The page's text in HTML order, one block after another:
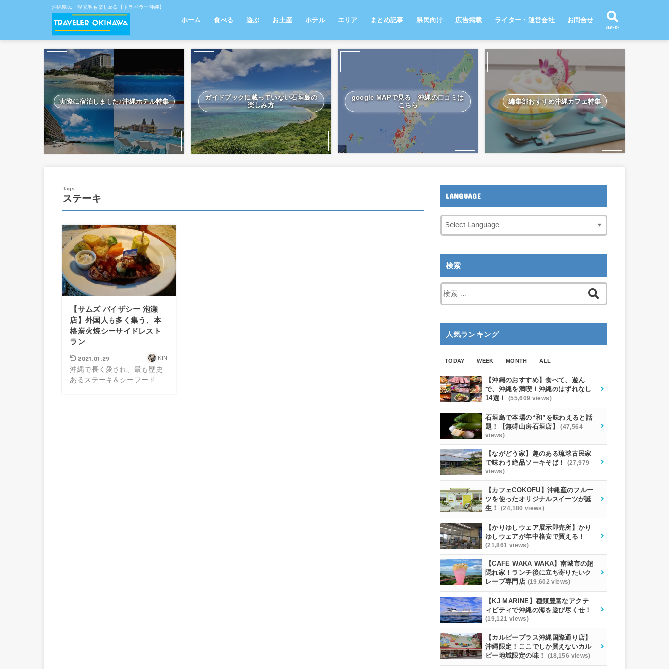
沖縄県民・観光客も楽しめる【トラベラー沖縄】
ホーム 食べる
南部
那覇
中部
北部
離島
遊ぶ
南部
那覇
中部
北部
離島
お土産 ホテル
南部
那覇
中部
北部
離島
エリア
南部
那覇
中部
北部
離島
まとめ記事 県民向け 広告掲載 ライター・運営会社 お問合せ
SEARCH
実際に宿泊しました♪沖縄ホテル特集
ガイドブックに載っていない石垣島の
楽しみ方
google MAPで見る 沖縄の口コミは
こちら
編集部おすすめ沖縄カフェ特集
ステーキ
【サムズ バイザシー 泡瀬
店】外国人も多く集う、本
格炭火焼シーサイドレスト
ラン
2021.01.29 KIN
沖縄で長く愛され、最も歴史
あるステーキ＆シーフード…
LANGUAGE
検索
人気ランキング
TODAY WEEK MONTH ALL
【沖縄のおすすめ】食べて、遊ん
で、沖縄を満喫！沖縄のはずれなし
14選！
(55,609 views)
石垣島で本場の“和”を味わえると話
題！【無碍山房石垣店】
(47,564
views)
【ながどう家】趣のある琉球古民家
で味わう絶品ソーキそば！
(27,979
views)
【カフェCOKOFU】沖縄産のフルー
ツを使ったオリジナルスイーツが誕
生！
(24,180 views)
【かりゆしウェア展示即売所】かり
ゆしウェアが年中格安で買える！
(21,861 views)
【CAFE WAKA WAKA】南城市の超
隠れ家！ランチ後に立ち寄りたいク
レープ専門店 (19,602 views)
【KJ MARINE】種類豊富なアクテ
ィビティで沖縄の海を遊び尽くせ！
(19,121 views)
【カルビープラス沖縄国際通り店】
沖縄限定！ここでしか買えないカル
ビー地域限定の味！
(18,156 views)